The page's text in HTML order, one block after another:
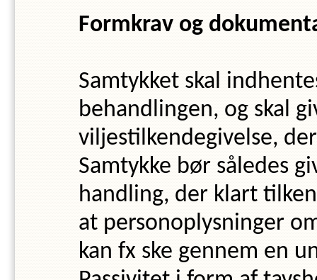
Formkrav og
Samtykket skal
behandlingen, og skal
viljestilkendegivelse,
Samtykke bør således
handling, der klart
at personoplysninger
kan fx ske gennem en